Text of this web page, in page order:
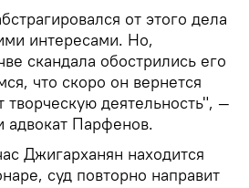
от этого дела
интересами. Но,
скандала обострились его
что скоро он вернется
творческую деятельность", —
адвокат Парфенов.
Джигарханян находится
суд повторно направит